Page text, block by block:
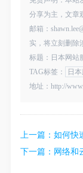
分享为主，文章
邮箱：
实，将立刻删除
标题：日本网站
TAG标签：
日
地址：http://
上一篇：如何快
下一篇： 网络和